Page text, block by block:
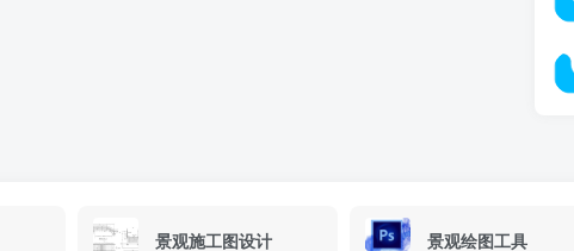
景观施工图设计 景观绘图工具